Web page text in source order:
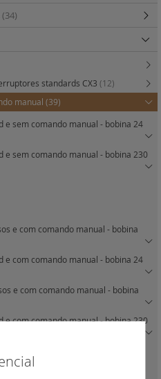
(34)
standards CX3 (12)
manual (39)
e sem comando manual - bobina 24
e sem comando manual - bobina 230
e com comando manual - bobina
e com comando manual - bobina 24
e com comando manual - bobina
com comando manual - bobina 230
(2)